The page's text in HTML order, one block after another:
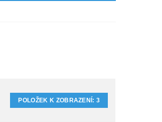
POLOŽEK K ZOBRAZENÍ:3